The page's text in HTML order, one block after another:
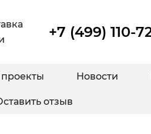
+7 (499) 110-
Новости
отзыв